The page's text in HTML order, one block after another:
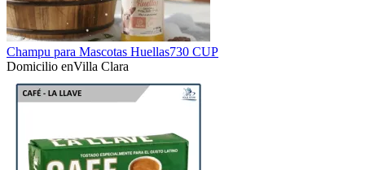
Champu para Mascotas Huellas730 CUP
Domicilio enVilla Clara